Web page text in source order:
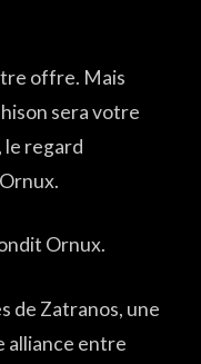
offre. Mais
sera votre
le regard
Ornux.
de Zatranos, une
alliance entre